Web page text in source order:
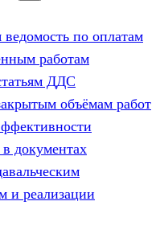
ведомость по оплатам
работам
ДДС
объёмам работ
документах
и реализации